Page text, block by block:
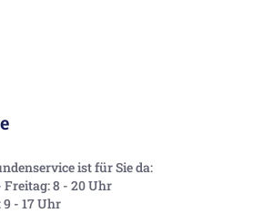
ist für Sie da:
8 - 20 Uhr
9 - 17 Uhr